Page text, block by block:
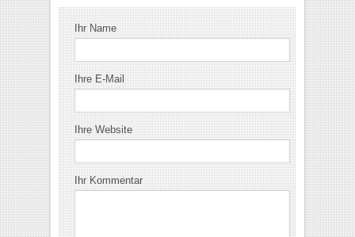
Ihr Name
Ihre E-Mail
Ihre Website
Ihr Kommentar